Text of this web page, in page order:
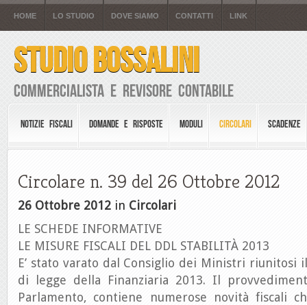
HOME LO STUDIO DOVE SIAMO CONTATTI LINK
STUDIO BOSSALINI
Commercialista e Revisore Contabile
NOTIZIE FISCALI DOMANDE E RISPOSTE MODULI CIRCOLARI SCADENZE
Circolare n. 39 del 26 Ottobre 2012
26 Ottobre 2012 in Circolari
LE SCHEDE INFORMATIVE
LE MISURE FISCALI DEL DDL STABILITÀ 2013
E’ stato varato dal Consiglio dei Ministri riunitosi
di legge della Finanziaria 2013. Il
Parlamento, contiene numerose novità fiscali